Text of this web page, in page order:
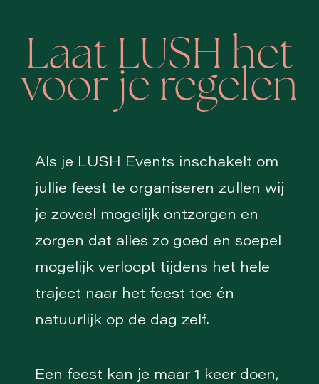
Laat LUSH het
voor je regelen
Als je LUSH Events inschakelt om
jullie feest te organiseren zullen wij
je zoveel mogelijk ontzorgen en
zorgen dat alles zo goed en soepel
mogelijk verloopt tijdens het hele
traject naar het feest toe én
natuurlijk op de dag zelf.
Een feest kan je maar 1 keer doen,